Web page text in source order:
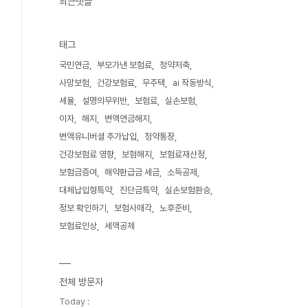
태그
국민연금 부모가낸 보험료
청약저축
사망보험
건강보험료 무주택
ai 작동방식
세율
설명의무위반 보험료
실손보험
이자
해지
변액연금해지
변액유니버셜 추가납입
청약통장
건강보험료 영향
보험해지
보험료재산정
보험금증여
해약환급금 세금
소득공제
대체납입형특약
진단금특약
실손보험환승
정보 확인하기
보험사매각
노후준비
보험료인상
세액공제
전체 방문자
Today :